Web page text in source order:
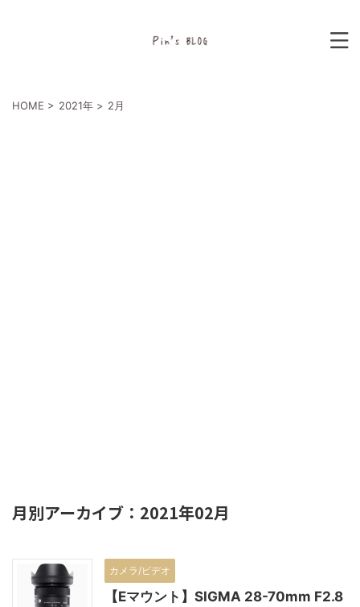
HOME > 2021年 > 2月
月別アーカイブ：2021年02月
カメラ/ビデオ
【Eマウント】SIGMA 28-70mm F2.8